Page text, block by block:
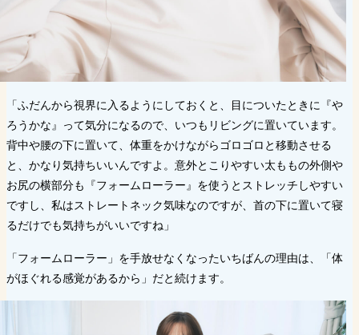
「ふだんから視界に入るようにしておくと、目についたときに『や
ろうかな』って気分になるので、いつもリビングに置いています。
背中や腰の下に置いて、体重をかけながらゴロゴロと移動させる
と、かなり気持ちいいんですよ。意外とこりやすい太ももの外側や
お尻の横部分も『フォームローラー』を使うとストレッチしやすい
ですし、私はストレートネック気味なのですが、首の下に置いて寝
るだけでも気持ちがいいですね」
「フォームローラー」を手放せなくなったいちばんの理由は、「体
がほぐれる感覚があるから」だと続けます。